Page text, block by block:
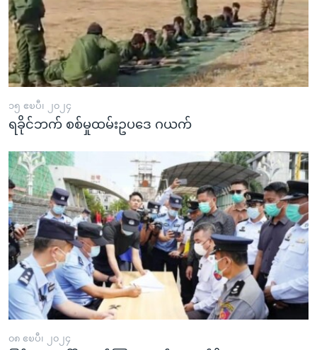
၁၅ ဧၿပီ၊ ၂၀၂၄
ရခိုင်ဘက် စစ်မှုထမ်းဥပဒေ ဂယက်
၀၈ ဧၿပီ၊ ၂၀၂၄